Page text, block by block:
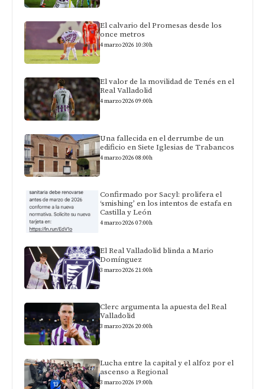
El calvario del Promesas desde los
once metros
4 marzo 2026 10:30h
El valor de la movilidad de Tenés en el
Real Valladolid
4 marzo 2026 09:00h
Una fallecida en el derrumbe de un
edificio en Siete Iglesias de Trabancos
4 marzo 2026 08:00h
Confirmado por Sacyl: prolifera el
‘smishing’ en los intentos de estafa en
Castilla y León
4 marzo 2026 07:00h
El Real Valladolid blinda a Mario
Domínguez
3 marzo 2026 21:00h
Clerc argumenta la apuesta del Real
Valladolid
3 marzo 2026 20:00h
Lucha entre la capital y el alfoz por el
ascenso a Regional
3 marzo 2026 19:00h